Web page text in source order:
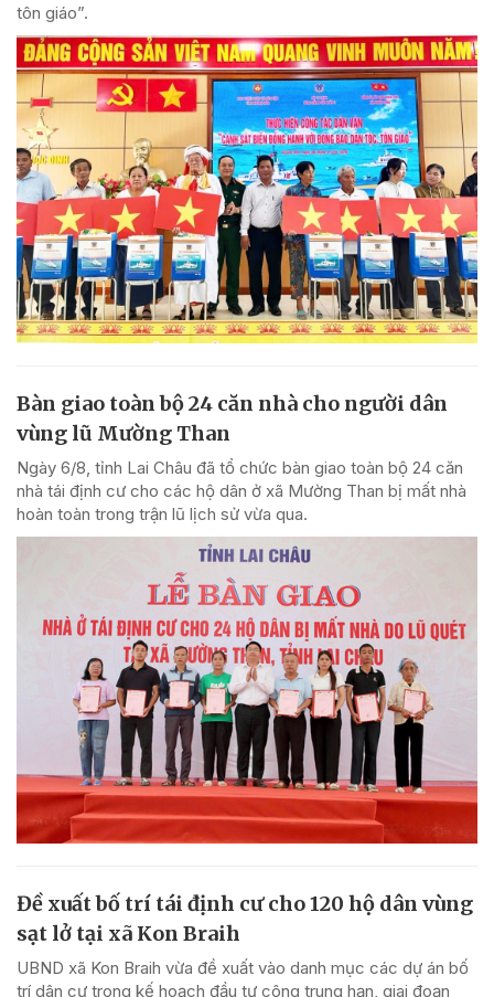
tôn giáo”.
Bàn giao toàn bộ 24 căn nhà cho người dân
vùng lũ Mường Than
Ngày 6/8, tỉnh Lai Châu đã tổ chức bàn giao toàn bộ 24 căn
nhà tái định cư cho các hộ dân ở xã Mường Than bị mất nhà
hoàn toàn trong trận lũ lịch sử vừa qua.
Đề xuất bố trí tái định cư cho 120 hộ dân vùng
sạt lở tại xã Kon Braih
UBND xã Kon Braih vừa đề xuất vào danh mục các dự án bố
trí dân cư trong kế hoạch đầu tư công trung hạn, giai đoạn